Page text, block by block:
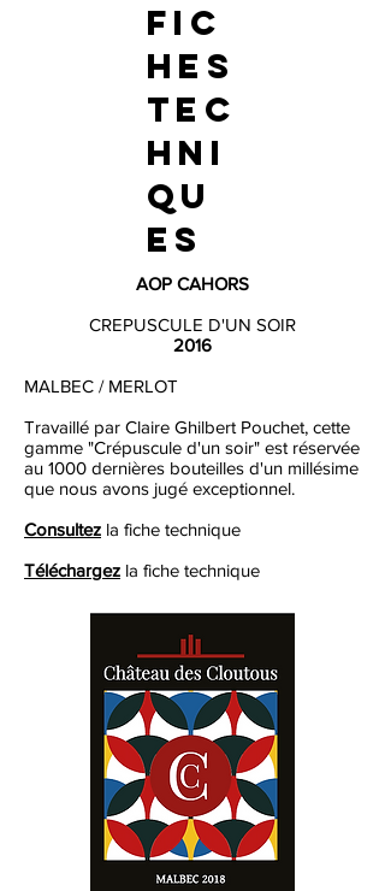
FIC
HES
TEC
HNI
QU
ES
AOP CAHORS
CREPUSCULE D'UN SOIR
2016
MALBEC / MERLOT
Travaillé par Claire Ghilbert Pouchet, cette
gamme "Crépuscule d'un soir" est réservée
au 1000 dernières bouteilles d'un millésime
que nous avons jugé exceptionnel.
Consultez la fiche technique
Téléchargez la fiche technique